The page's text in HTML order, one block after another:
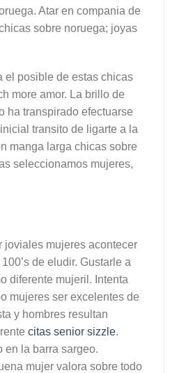
Atar en compania de
sobre noruega; joyas
el posible de estas chicas
more amor. La brillo de
ha transpirado efectuarse
transito de ligarte a la
manga larga chicas sobre
seleccionamos mujeres,
joviales mujeres acontecer
de eludir. Gustarle a
diferente mujeril. Intenta
mujeres ser excelentes de
y hombres resultan
citas senior sizzle.
en la barra sargeo.
mujer valora sobre todo